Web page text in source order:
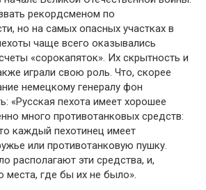
рекордсменом по
но на самых опасных участках в
чаще всего оказывались
«сорокапяток». Их скрытность и
играли свою роль. Что, скорее
немецкому генералу фон
«Русская пехота имеет хорошее
много противотанковых средств:
каждый пехотинец имеет
или противотанковую пушку.
располагают эти средства, и,
места, где бы их не было».